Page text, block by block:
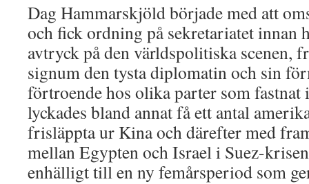
Dag Hammarskjöld började med att
och fick ordning på sekretariatet innan
avtryck på den världspolitiska scenen,
signum den tysta diplomatin och sin
förtroende hos olika parter som fastnat
lyckades bland annat få ett antal
frisläppta ur Kina och därefter med
mellan Egypten och Israel i Suez-
enhälligt till en ny femårsperiod som